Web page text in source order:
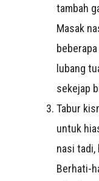
tambah
Masak
lubang
sekejap
Tabur
untuk
nasi tadi,
Berhati-